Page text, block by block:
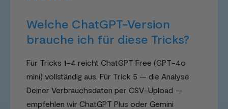
Welche ChatGPT-Version
brauche ich für diese Tricks?
Für Tricks 1–4 reicht ChatGPT Free (GPT-4o
mini) vollständig aus. Für Trick 5 — die Analyse
Deiner Verbrauchsdaten per CSV-Upload —
empfehlen wir ChatGPT Plus oder Gemini